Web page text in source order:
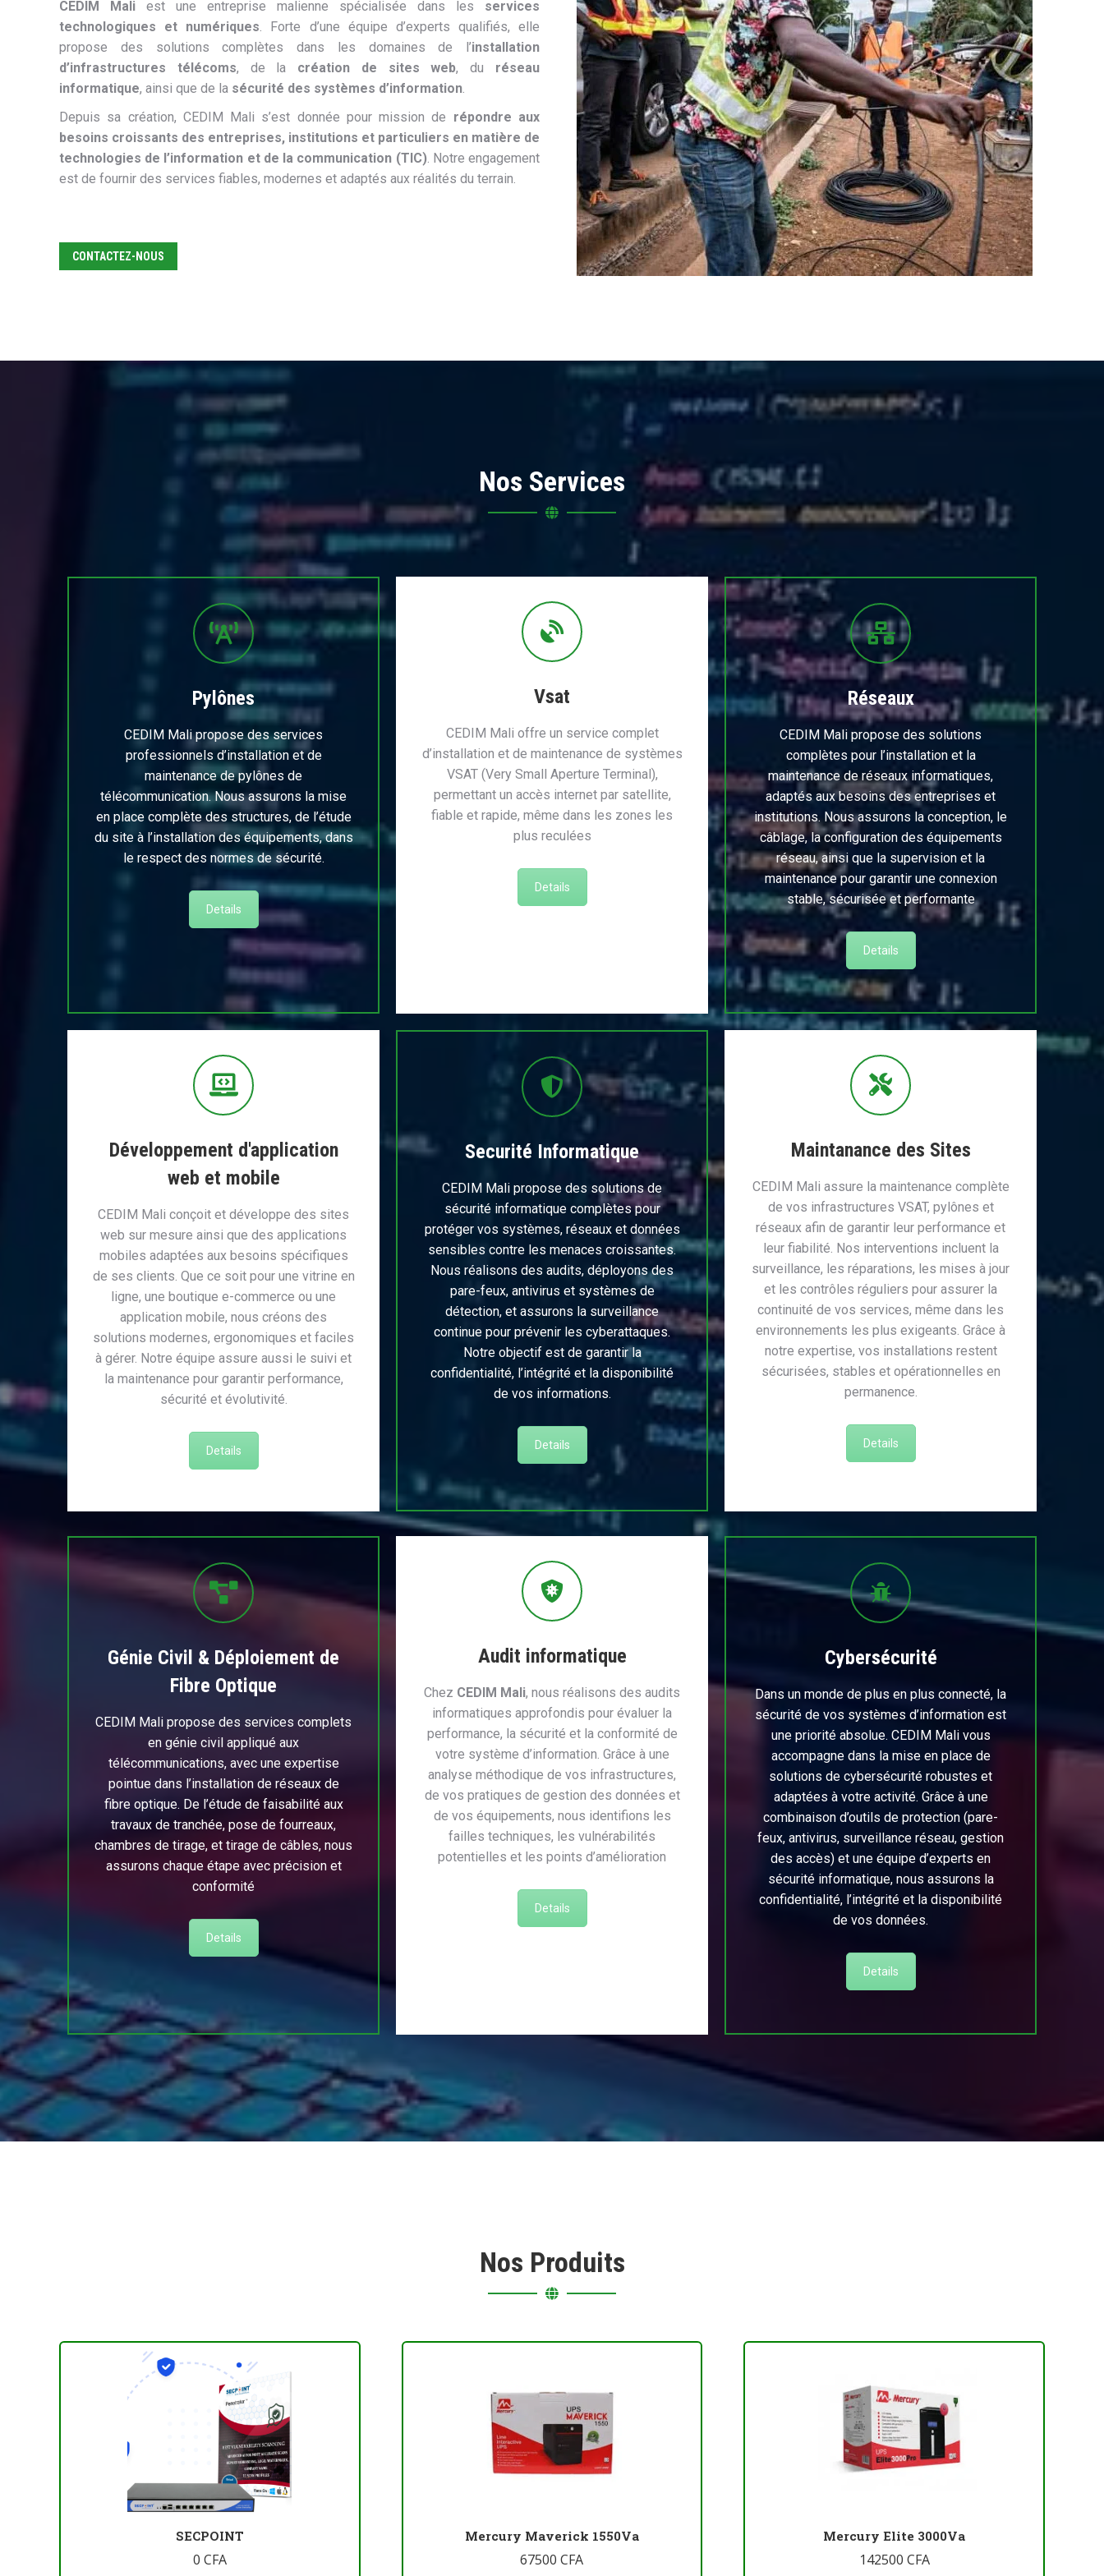
CEDIM Mali est une entreprise malienne spécialisée dans les services
technologiques et numériques. Forte d’une équipe d’experts qualifiés, elle
propose des solutions complètes dans les domaines de l’installation
d’infrastructures télécoms, de la création de sites web, du réseau
informatique, ainsi que de la sécurité des systèmes d’information.
Depuis sa création, CEDIM Mali s’est donnée pour mission de répondre aux
besoins croissants des entreprises, institutions et particuliers en matière de
technologies de l’information et de la communication (TIC). Notre engagement
est de fournir des services fiables, modernes et adaptés aux réalités du terrain.
CONTACTEZ-NOUS
Nos Services
Pylônes
CEDIM Mali propose des services
professionnels d’installation et de
maintenance de pylônes de
télécommunication. Nous assurons la mise
en place complète des structures, de l’étude
du site à l’installation des équipements, dans
le respect des normes de sécurité.
Details
Vsat
CEDIM Mali offre un service complet
d’installation et de maintenance de systèmes
VSAT (Very Small Aperture Terminal),
permettant un accès internet par satellite,
fiable et rapide, même dans les zones les
plus reculées
Details
Réseaux
CEDIM Mali propose des solutions
complètes pour l’installation et la
maintenance de réseaux informatiques,
adaptés aux besoins des entreprises et
institutions. Nous assurons la conception, le
câblage, la configuration des équipements
réseau, ainsi que la supervision et la
maintenance pour garantir une connexion
stable, sécurisée et performante
Details
Développement d'application
web et mobile
CEDIM Mali conçoit et développe des sites
web sur mesure ainsi que des applications
mobiles adaptées aux besoins spécifiques
de ses clients. Que ce soit pour une vitrine en
ligne, une boutique e-commerce ou une
application mobile, nous créons des
solutions modernes, ergonomiques et faciles
à gérer. Notre équipe assure aussi le suivi et
la maintenance pour garantir performance,
sécurité et évolutivité.
Details
Securité Informatique
CEDIM Mali propose des solutions de
sécurité informatique complètes pour
protéger vos systèmes, réseaux et données
sensibles contre les menaces croissantes.
Nous réalisons des audits, déployons des
pare-feux, antivirus et systèmes de
détection, et assurons la surveillance
continue pour prévenir les cyberattaques.
Notre objectif est de garantir la
confidentialité, l’intégrité et la disponibilité
de vos informations.
Details
Maintanance des Sites
CEDIM Mali assure la maintenance complète
de vos infrastructures VSAT, pylônes et
réseaux afin de garantir leur performance et
leur fiabilité. Nos interventions incluent la
surveillance, les réparations, les mises à jour
et les contrôles réguliers pour assurer la
continuité de vos services, même dans les
environnements les plus exigeants. Grâce à
notre expertise, vos installations restent
sécurisées, stables et opérationnelles en
permanence.
Details
Génie Civil & Déploiement de
Fibre Optique
CEDIM Mali propose des services complets
en génie civil appliqué aux
télécommunications, avec une expertise
pointue dans l’installation de réseaux de
fibre optique. De l’étude de faisabilité aux
travaux de tranchée, pose de fourreaux,
chambres de tirage, et tirage de câbles, nous
assurons chaque étape avec précision et
conformité
Details
Audit informatique
Chez CEDIM Mali, nous réalisons des audits
informatiques approfondis pour évaluer la
performance, la sécurité et la conformité de
votre système d’information. Grâce à une
analyse méthodique de vos infrastructures,
de vos pratiques de gestion des données et
de vos équipements, nous identifions les
failles techniques, les vulnérabilités
potentielles et les points d’amélioration
Details
Cybersécurité
Dans un monde de plus en plus connecté, la
sécurité de vos systèmes d’information est
une priorité absolue. CEDIM Mali vous
accompagne dans la mise en place de
solutions de cybersécurité robustes et
adaptées à votre activité. Grâce à une
combinaison d’outils de protection (pare-
feux, antivirus, surveillance réseau, gestion
des accès) et une équipe d’experts en
sécurité informatique, nous assurons la
confidentialité, l’intégrité et la disponibilité
de vos données.
Details
Nos Produits
SECPOINT
0 CFA
Mercury Maverick 1550Va
67500CFA
Mercury Elite 3000Va
142500 CFA